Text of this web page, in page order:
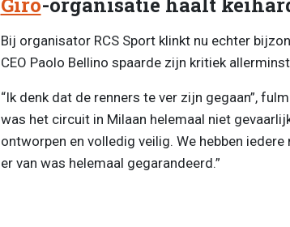
Bij organisator RCS Sport klinkt nu echter
CEO Paolo Bellino spaarde zijn kritiek
“Ik denk dat de renners te ver zijn gegaan”,
was het circuit in Milaan helemaal niet
ontworpen en volledig veilig. We hebben
er van was helemaal gegarandeerd.”